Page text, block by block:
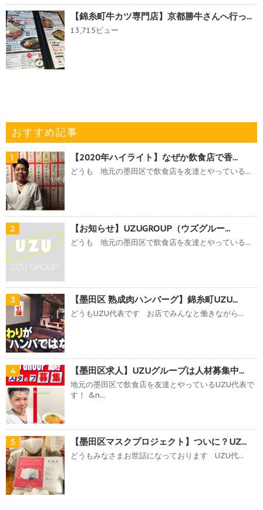
【錦糸町牛カツ専門店】京都勝牛さんへ行っ...
13,715ビュー
おすすめ記事
1 【2020年ハイライト】なぜか飲食店で香...
どうも 地元の墨田区で飲食店を友達とやっている...
2 【お知らせ】UZUGROUP（ウズグルー...
どうも 地元の墨田区で飲食店を友達とやっている...
3 【墨田区 熟成肉ハンバーグ】錦糸町UZU...
どうもUZU代表です お店でみんなと働きながら...
4 【墨田区求人】UZUグループは人材募集中...
地元の墨田区で飲食店を友達とやっているUZU代表で
す！ &n...
5 【墨田区マスクプロジェクト】ついに？UZ...
どうもみなさまお世話になっております UZU代...